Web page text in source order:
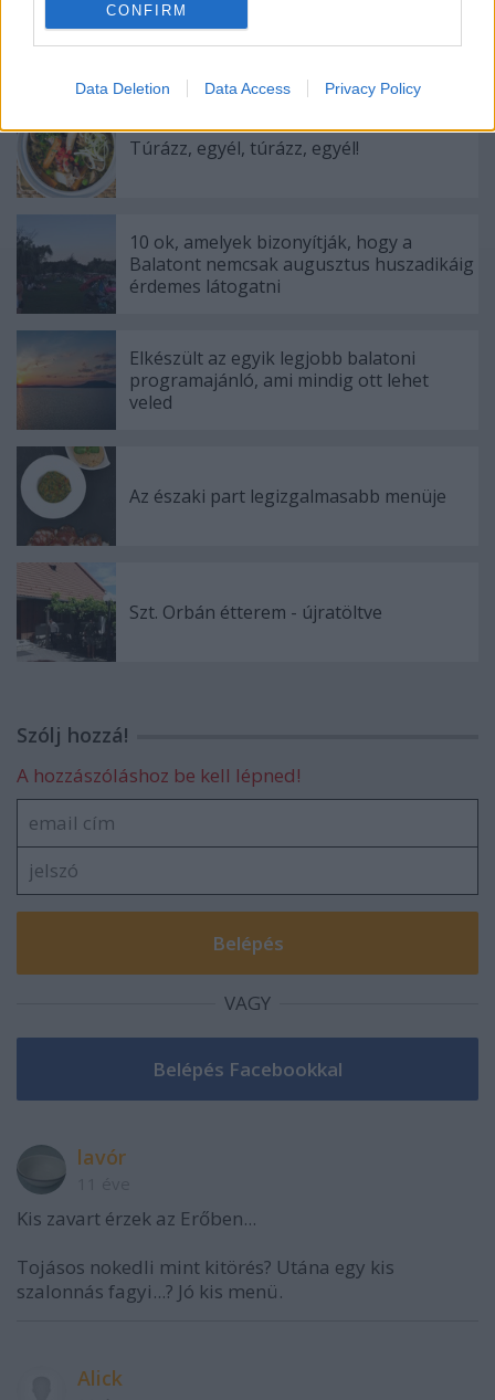
CONFIRM
Data Deletion Data Access Privacy Policy
Túrázz, egyél, túrázz, egyél!
10 ok, amelyek bizonyítják, hogy a
Balatont nemcsak augusztus huszadikáig
érdemes látogatni
Elkészült az egyik legjobb balatoni
programajánló, ami mindig ott lehet
veled
Az északi part legizgalmasabb menüje
Szt. Orbán étterem - újratöltve
Szólj hozzá!
A hozzászóláshoz be kell lépned!
VAGY
lavór
Kis zavart érzek az Erőben...
Tojásos nokedli mint kitörés? Utána egy kis
szalonnás fagyi...? Jó kis menü.
Alick